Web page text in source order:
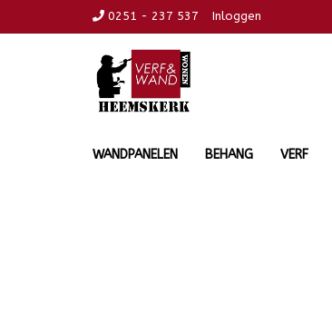
0251 - 237 537 Inloggen
WANDPANELEN BEHANG VERF